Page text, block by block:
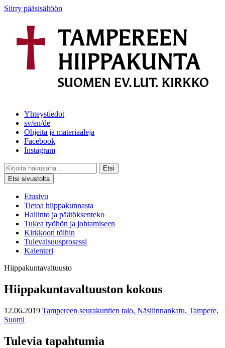
Siirry pääsisältöön
Yhteystiedot
sv/en/de
Ohjeita ja materiaaleja
Facebook
Instagram
Etsi
Etsi sivustolta
Etusivu
Tietoa hiippakunnasta
Hallinto ja päätöksenteko
Tukea työhön ja johtamiseen
Kirkkoon töihin
Tulevaisuusprosessi
Kalenteri
Hiippakuntavaltuusto
Hiippakuntavaltuuston kokous
12.06.2019 Tampereen seurakuntien talo, Näsilinnankatu, Tampere,
Suomi
Tulevia tapahtumia